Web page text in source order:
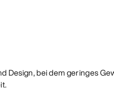
Design, bei dem geringes